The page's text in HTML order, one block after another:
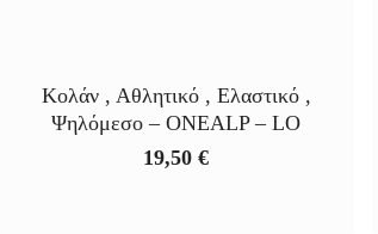
Κολάν , Αθλητικό , Ελαστικό ,
Ψηλόμεσο – ONEALP – LO
19,50€